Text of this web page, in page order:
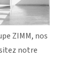
ZIMM, nos
notre